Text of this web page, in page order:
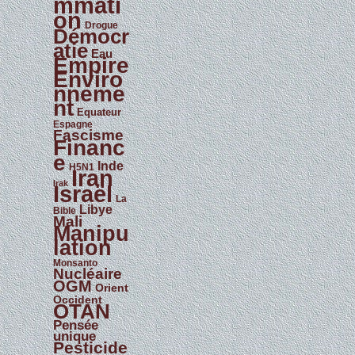
mmati
on Drogue
Démocr
atie Eau
Empire
Enviro
nneme
nt Equateur
Espagne
Fascisme
Financ
e H5N1 Inde
Irak Iran
Israël La
Bible Libye
Mali
Manipu
lation
Monsanto
Nucléaire
OGM Orient
Occident
OTAN
Pensée
unique
Pesticide